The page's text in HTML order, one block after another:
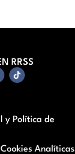
RRSS
y Política de
Analíticas